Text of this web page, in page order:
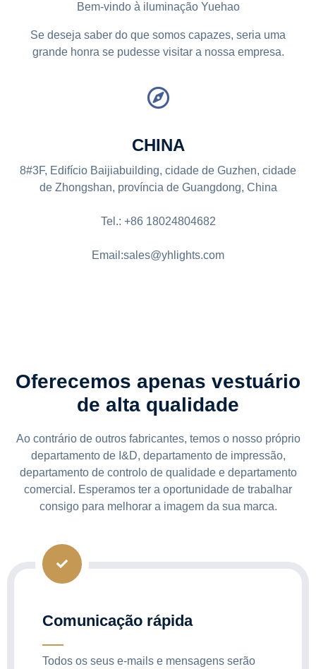
Bem-vindo à iluminação Yuehao
Se deseja saber do que somos capazes, seria uma
grande honra se pudesse visitar a nossa empresa.
CHINA
8#3F, Edifício Baijiabuilding, cidade de Guzhen, cidade
de Zhongshan, província de Guangdong, China
Tel.: +86 18024804682
Email:sales@yhlights.com
Oferecemos apenas vestuário
de alta qualidade
Ao contrário de outros fabricantes, temos o nosso próprio
departamento de I&D, departamento de impressão,
departamento de controlo de qualidade e departamento
comercial. Esperamos ter a oportunidade de trabalhar
consigo para melhorar a imagem da sua marca.
Comunicação rápida
Todos os seus e-mails e mensagens serão